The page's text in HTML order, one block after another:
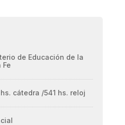
de Educación de la
Fe
hs. cátedra /541 hs. reloj